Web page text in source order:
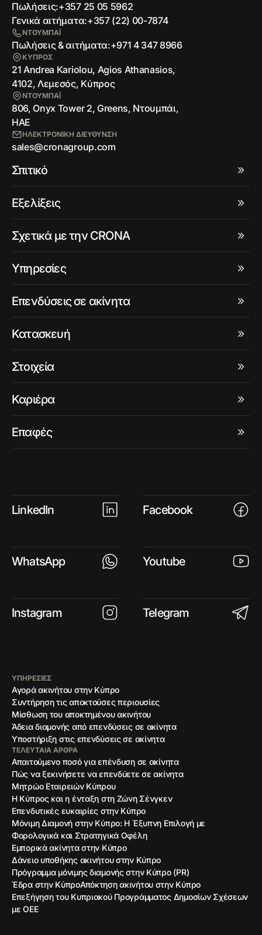
Πωλήσεις:+357 25 05 5962
Γενικά αιτήματα:+357 (22) 00-7874
ΝΤΟΥΜΠΑΪ
Πωλήσεις & αιτήματα:+971 4 347 8966
ΚΥΠΡΟΣ
21 Andrea Kariolou, Agios Athanasios,
4102, Λεμεσός, Κύπρος
ΝΤΟΥΜΠΑΪ
806, Onyx Tower 2, Greens, Ντουμπάι,
ΗΑΕ
ΗΛΕΚΤΡΟΝΙΚΗ ΔΙΕΥΘΥΝΣΗ
sales@cronagroup.com
Σπιτικό
Εξελίξεις
Σχετικά με την CRONA
Υπηρεσίες
Επενδύσεις σε ακίνητα
Κατασκευή
Στοιχεία
Καριέρα
Επαφές
LinkedIn Facebook
WhatsApp Youtube
Instagram Telegram
ΥΠΗΡΕΣΙΕΣ
Αγορά ακινήτου στην Κύπρο
Συντήρηση τις αποκτούσες περιουσίες
Μίσθωση του αποκτημένου ακινήτου
Άδεια διαμονής από επενδύσεις σε ακίνητα
Υποστήριξη στις επενδύσεις σε ακίνητα
ΤΕΛΕΥΤΑΊΑ ΆΡΘΡΑ
Απαιτούμενο ποσό για επένδυση σε ακίνητα
Πώς να ξεκινήσετε να επενδύετε σε ακίνητα
Μητρώο Εταιρειών Κύπρου
Η Κύπρος και η ένταξη στη Ζώνη Σένγκεν
Επενδυτικές ευκαιρίες στην Κύπρο
Μόνιμη Διαμονή στην Κύπρο: Η Έξυπνη Επιλογή με
Φορολογικά και Στρατηγικά Οφέλη
Εμπορικά ακίνητα στην Κύπρο
Δάνειο υποθήκης ακινήτου στην Κύπρο
Πρόγραμμα μόνιμης διαμονής στην Κύπρο (PR)
Έδρα στην ΚύπροΑπόκτηση ακινήτου στην Κύπρο
Επεξήγηση του Κυπριακού Προγράμματος Δημοσίων Σχέσεων
με ΟΕΕ